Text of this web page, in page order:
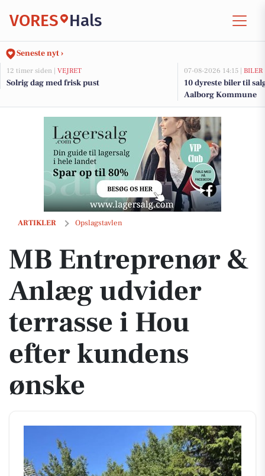
VORES Hals
Seneste nyt ›
12 timer siden | VEJRET
Solrig dag med frisk pust
07-08-2026 14:15 | BILER
10 dyreste biler til
Aalborg Kommune
ARTIKLER Opslagstavlen
MB Entreprenør & Anlæg udvider terrasse i Hou efter kundens
MB Entreprenør &
Anlæg udvider
terrasse i Hou
efter kundens
ønske